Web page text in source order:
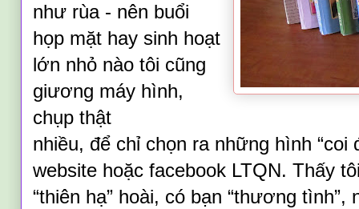
như rùa - nên buổi
họp mặt hay sinh hoạt
lớn nhỏ nào tôi cũng
giương máy hình,
chụp thật
nhiều, để chỉ chọn ranhững hình “coi
website hoặc facebook LTQN. Thấy
“thiên hạ” hoài, có ban “thương tình”,